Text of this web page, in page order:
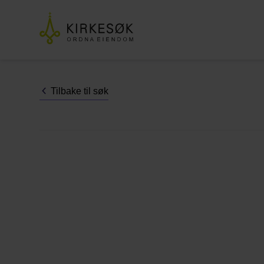
Tilbake til søk